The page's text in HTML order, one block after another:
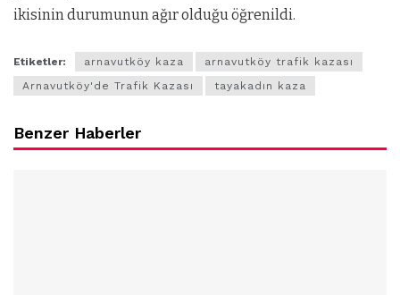
ikisinin durumunun ağır olduğu öğrenildi.
Etiketler: arnavutköy kaza
arnavutköy trafik kazası
Arnavutköy'de Trafik Kazası
tayakadın kaza
Benzer Haberler